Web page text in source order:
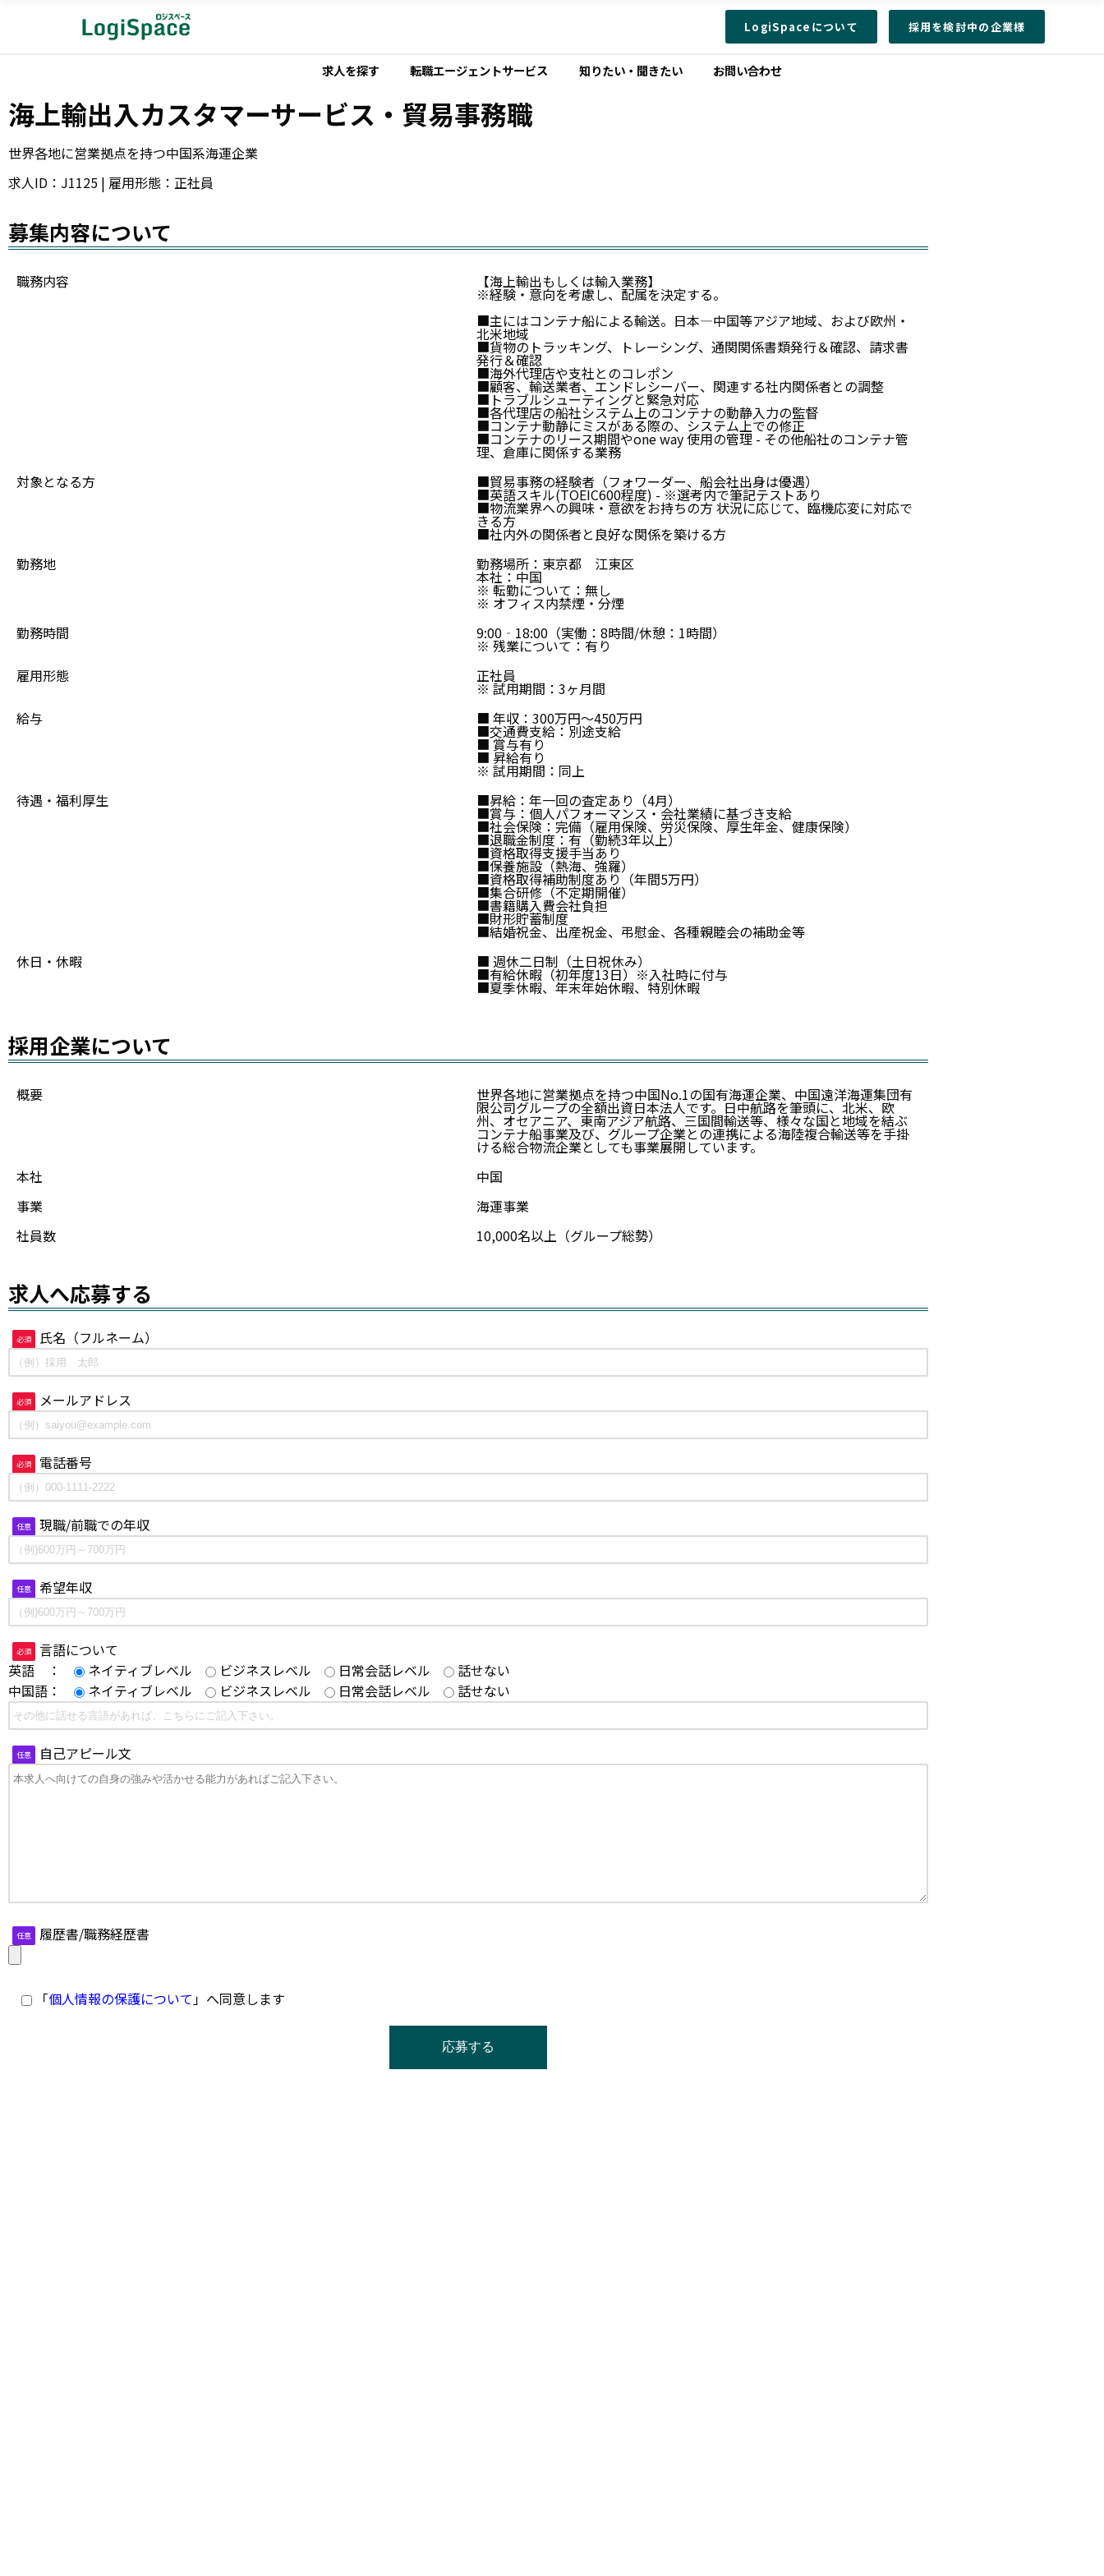
LogiSpaceについて 採用を検討中の企業様
求人を探す 転職エージェントサービス 知りたい・聞きたい お問い合わせ
海上輸出入カスタマーサービス・貿易事務職
世界各地に営業拠点を持つ中国系海運企業
求人ID：J1125 | 雇用形態：正社員
募集内容について
職務内容 【海上輸出もしくは輸入業務】
※経験・意向を考慮し、配属を決定する。
■主にはコンテナ船による輸送。日本―中国等アジア地域、および欧州・
北米地域
■貨物のトラッキング、トレーシング、通関関係書類発行＆確認、請求書
発行＆確認
■海外代理店や支社とのコレポン
■顧客、輸送業者、エンドレシーバー、関連する社内関係者との調整
■トラブルシューティングと緊急対応
■各代理店の船社システム上のコンテナの動静入力の監督
■コンテナ動静にミスがある際の、システム上での修正
■コンテナのリース期間やone way 使用の管理 - その他船社のコンテナ管
理、倉庫に関係する業務
対象となる方
■貿易事務の経験者（フォワーダー、船会社出身は優遇）
■英語スキル(TOEIC600程度) - ※選考内で筆記テストあり
■物流業界への興味・意欲をお持ちの方 状況に応じて、臨機応変に対応で
きる方
■社内外の関係者と良好な関係を築ける方
勤務地
勤務場所：東京都 江東区
本社：中国
※ 転勤について：無し
※ オフィス内禁煙・分煙
勤務時間
9:00‐18:00（実働：8時間/休憩：1時間）
※ 残業について：有り
雇用形態
正社員
※ 試用期間：3ヶ月間
給与
■ 年収：300万円～450万円
■交通費支給：別途支給
■ 賞与有り
■ 昇給有り
※ 試用期間：同上
待遇・福利厚生
■昇給：年一回の査定あり（4月）
■賞与：個人パフォーマンス・会社業績に基づき支給
■社会保険：完備（雇用保険、労災保険、厚生年金、健康保険）
■退職金制度：有（勤続3年以上）
■資格取得支援手当あり
■保養施設（熱海、強羅）
■資格取得補助制度あり（年間5万円）
■集合研修（不定期開催）
■書籍購入費会社負担
■財形貯蓄制度
■結婚祝金、出産祝金、弔慰金、各種親睦会の補助金等
休日・休暇
■ 週休二日制（土日祝休み）
■有給休暇（初年度13日）※入社時に付与
■夏季休暇、年末年始休暇、特別休暇
採用企業について
概要 世界各地に営業拠点を持つ中国No.1の国有海運企業、中国遠洋海運集団有
限公司グループの全額出資日本法人です。日中航路を筆頭に、北米、欧
州、オセアニア、東南アジア航路、三国間輸送等、様々な国と地域を結ぶ
コンテナ船事業及び、グループ企業との連携による海陸複合輸送等を手掛
ける総合物流企業としても事業展開しています。
本社
中国
事業
海運事業
社員数
10,000名以上（グループ総勢）
求人へ応募する
必須 氏名（フルネーム）
必須 メールアドレス
必須 電話番号
任意 現職/前職での年収
任意 希望年収
必須
言語について
英語 ：
ネイティブレベル ビジネスレベル 日常会話レベル
話せない
中国語：
ネイティブレベル ビジネスレベル 日常会話レベル 話せない
任意 自己アピール文
任意 履歴書/職務経歴書
「個人情報の保護について 」へ同意します